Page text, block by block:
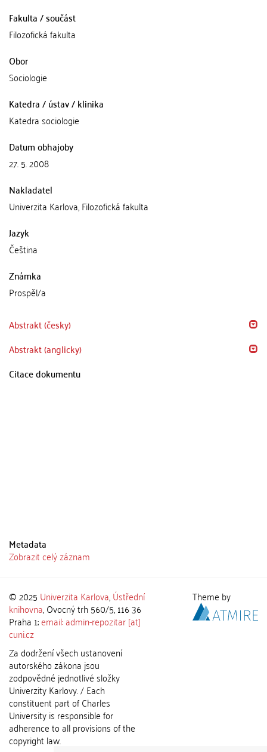
Fakulta / součást
Filozofická fakulta
Obor
Sociologie
Katedra / ústav / klinika
Katedra sociologie
Datum obhajoby
27. 5. 2008
Nakladatel
Univerzita Karlova, Filozofická fakulta
Jazyk
Čeština
Známka
Prospěl/a
Abstrakt (česky)
Abstrakt (anglicky)
Citace dokumentu
Metadata
Zobrazit celý záznam
© 2025 Univerzita Karlova,Ústřední
knihovna, Ovocný trh 560/5, 116 36
Praha 1;email: admin-repozitar [at]
cuni.cz
Za dodržení všech ustanovení
autorského zákona jsou
zodpovědné jednotlivé složky
Univerzity Karlovy. / Each
constituent part of Charles
University is responsible for
adherence to all provisions of the
copyright law.
Theme by